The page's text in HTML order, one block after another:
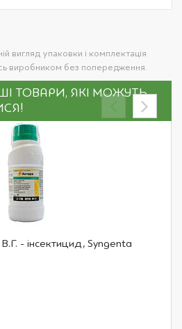
вигляд упаковки і комплектація
виробником без попередження.
ТОВАРИ, ЯКІ МОЖУТЬ
- інсектицид, Syngenta